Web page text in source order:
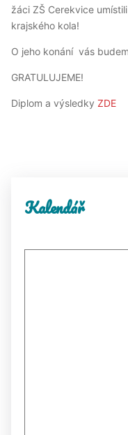
žáci ZŠ Cerekvice
krajského kola!
O jeho konání vás
GRATULUJEME!
Diplom a výsledky ZDE
Kalendář